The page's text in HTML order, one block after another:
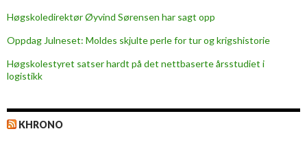
Høgskoledirektør Øyvind Sørensen har sagt opp
Oppdag Julneset: Moldes skjulte perle for tur og krigshistorie
Høgskolestyret satser hardt på det nettbaserte årsstudiet i
logistikk
KHRONO